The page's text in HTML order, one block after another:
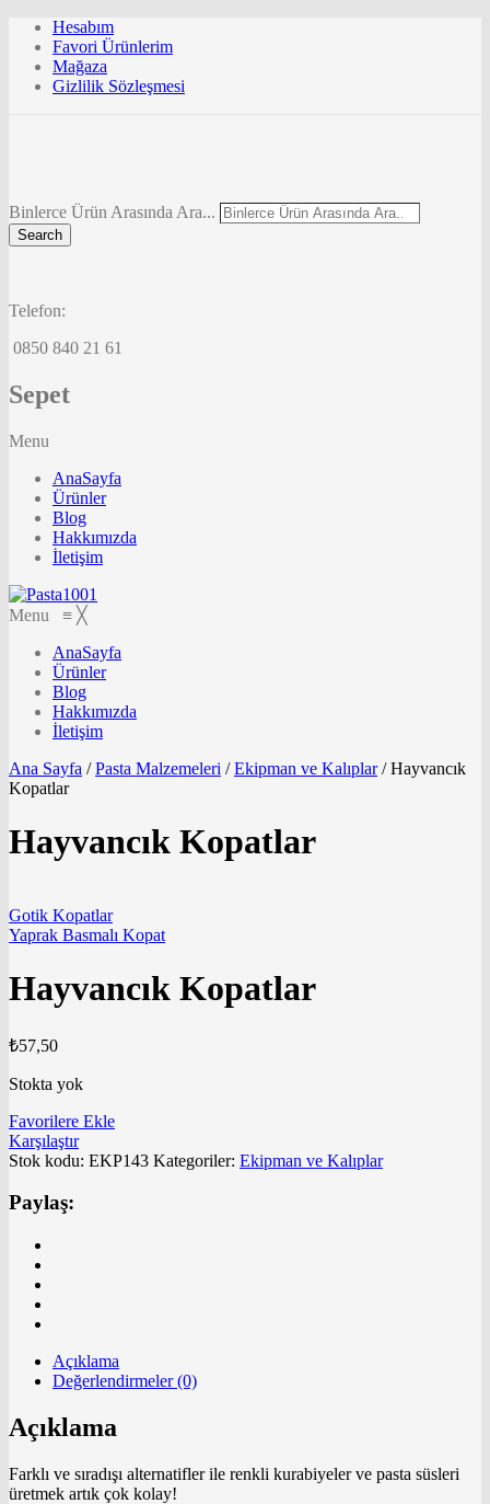
Hesabım
Favori Ürünlerim
Mağaza
Gizlilik Sözleşmesi
Binlerce Ürün Arasında Ara...
Search
Telefon:
0850 840 21 61
Sepet
Menu
AnaSayfa
Ürünler
Blog
Hakkımızda
İletişim
Menu ≡ ╳
AnaSayfa
Ürünler
Blog
Hakkımızda
İletişim
Ana Sayfa / Pasta Malzemeleri / Ekipman ve Kalıplar /Hayvancık
Kopatlar
Hayvancık Kopatlar
Gotik Kopatlar
Yaprak Basmalı Kopat
Hayvancık Kopatlar
₺57,50
Stokta yok
Favorilere Ekle
Karşılaştır
Stok kodu: EKP143 Kategoriler: Ekipman ve Kalıplar
Paylaş:
Açıklama
Değerlendirmeler (0)
Açıklama
Farklı ve sıradışı alternatifler ile renkli kurabiyeler ve pasta süsleri
üretmek artık çok kolay!